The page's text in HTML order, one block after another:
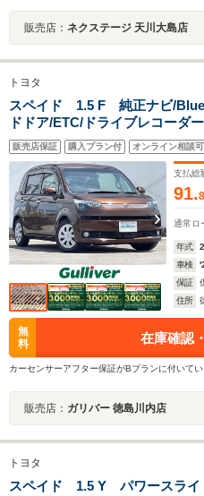
販売店： ネクステージ 天川大島店
トヨタ
スペイド 1.5 F 純正ナビ/
ドドア/ETC/ドライブレコーダ
スタート/スマートキー/スペア
プ/純正フロアマット/取扱説明書
販売店保証 購入プラン付 オンライン相談可
支払総
91.8
通常ロ
年式
車検
保証
住所
無
料
在庫確認
カーセンサーアフター保証がBプランに付いて
販売店： ガリバー 徳島川内店
トヨタ
スペイド 1.5 Y パワースラ